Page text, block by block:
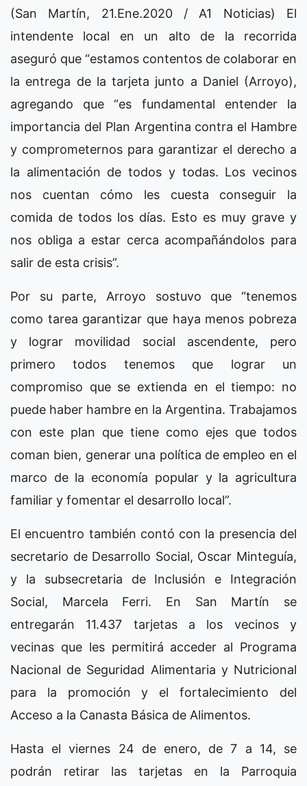
(San Martín, 21.Ene.2020 / A1 Noticias) El
intendente local en un alto de la recorrida
aseguró que “estamos contentos de colaborar en
la entrega de la tarjeta junto a Daniel (Arroyo),
agregando que “es fundamental entender la
importancia del Plan Argentina contra el Hambre
y comprometernos para garantizar el derecho a
la alimentación de todos y todas. Los vecinos
nos cuentan cómo les cuesta conseguir la
comida de todos los días. Esto es muy grave y
nos obliga a estar cerca acompañándolos para
salir de esta crisis”.
Por su parte, Arroyo sostuvo que “tenemos
como tarea garantizar que haya menos pobreza
y lograr movilidad social ascendente, pero
primero todos tenemos que lograr un
compromiso que se extienda en el tiempo: no
puede haber hambre en la Argentina. Trabajamos
con este plan que tiene como ejes que todos
coman bien, generar una política de empleo en el
marco de la economía popular y la agricultura
familiar y fomentar el desarrollo local”.
El encuentro también contó con la presencia del
secretario de Desarrollo Social, Oscar Minteguía,
y la subsecretaria de Inclusión e Integración
Social, Marcela Ferri. En San Martín se
entregarán 11.437 tarjetas a los vecinos y
vecinas que les permitirá acceder al Programa
Nacional de Seguridad Alimentaria y Nutricional
para la promoción y el fortalecimiento del
Acceso a la Canasta Básica de Alimentos.
Hasta el viernes 24 de enero, de 7 a 14, se
podrán retirar las tarjetas en la Parroquia